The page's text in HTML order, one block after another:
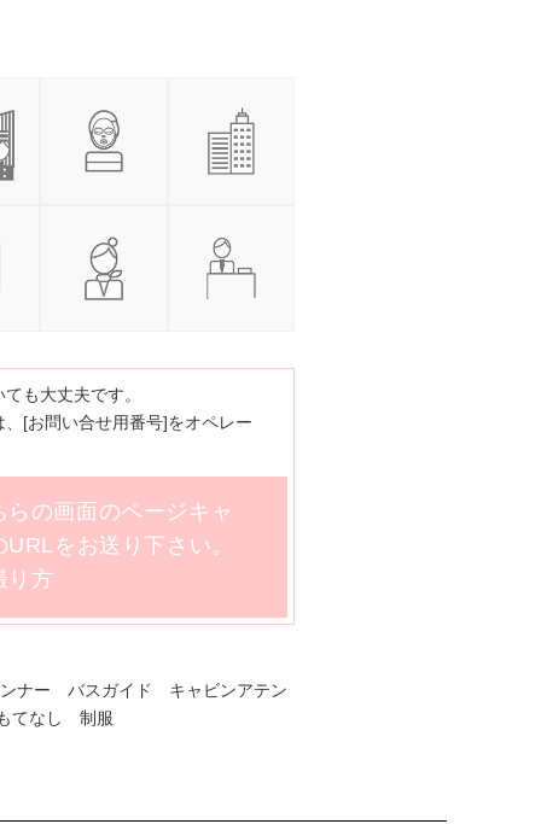
も大丈夫です。
[お問い合せ用番号]をオペレー
の画面のページキャ
をお送り下さい。
り方
ナー バスガイド キャビンアテン
てなし 制服